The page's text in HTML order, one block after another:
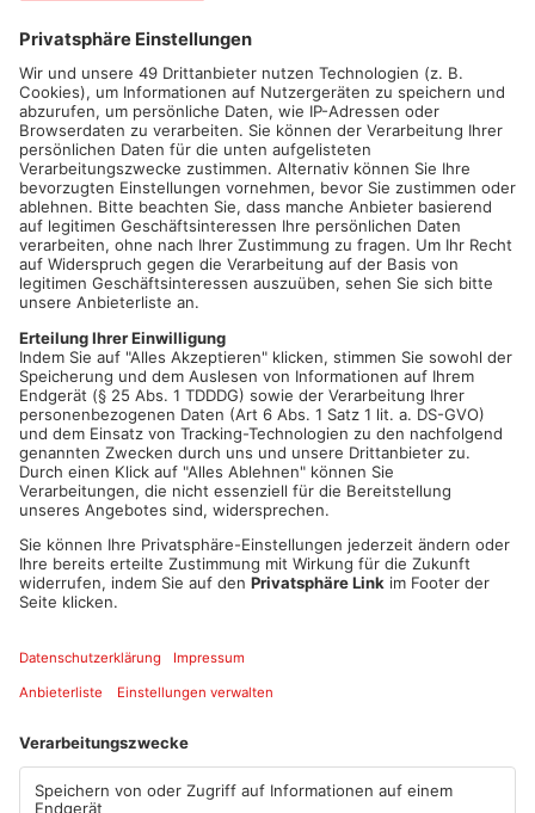
STOCKSTADT. Teilen sich die geplante Grundschule und die
Frankenhalle in Stockstadt eine Heizungsanlage? Darüber
entscheidet der Marktgemeinderat am Abend. Die Schule soll
direkt neben der Frankenhalle entstehen. Beide Gebäude
könnten über eine gemeinsame Anlage beheizt werden.
Dadurch soll Platz eingespart werden. Außerdem wäre diese
Lösung Energie effizienter.
Artikel teilen
ANZEIGE
Mehr aus Kreis